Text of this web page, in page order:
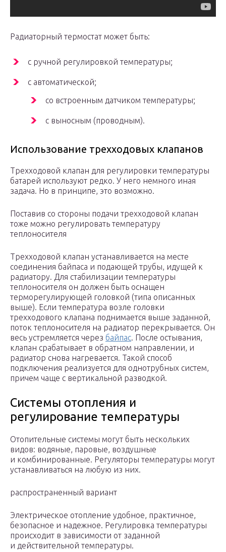
Радиаторный термостат может быть:
с ручной регулировкой температуры;
с автоматической;
со встроенным датчиком температуры;
с выносным (проводным).
Использование трехходовых клапанов
Трехходовой клапан для регулировки температуры
батарей используют редко. У него немного иная
задача. Но в принципе, это возможно.
Поставив со стороны подачи трехходовой клапан
тоже можно регулировать температуру
теплоносителя
Трехходовой клапан устанавливается на месте
соединения байпаса и подающей трубы, идущей к
радиатору. Для стабилизации температуры
теплоносителя он должен быть оснащен
терморегулирующей головкой (типа описанных
выше). Если температура возле головки
трехходового клапана поднимается выше заданной,
поток теплоносителя на радиатор перекрывается. Он
весь устремляется через байпас. После остывания,
клапан срабатывает в обратном направлении, и
радиатор снова нагревается. Такой способ
подключения реализуется для однотрубных систем,
причем чаще с вертикальной разводкой.
Системы отопления и
регулирование температуры
Отопительные системы могут быть нескольких
видов: водяные, паровые, воздушные
и комбинированные. Регуляторы температуры могут
устанавливаться на любую из них.
распространенный вариант
Электрическое отопление удобное, практичное,
безопасное и надежное. Регулировка температуры
происходит в зависимости от заданной
и действительной температуры.